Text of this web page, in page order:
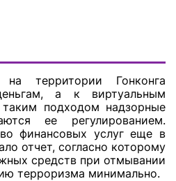
территории Гонконга
а к виртуальным
подходом надзорные
ее регулированием.
финансовых услуг еще в
отчет, согласно которому
средств при отмывании
терроризма минимально.